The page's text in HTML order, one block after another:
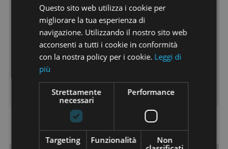
Cucina:Abitabile
Piano:Non definito
Ascensore:No
Classe Energetica:A+
65,07
Giardino:
Cantina:Si
Dove si trova
Questo sito web utilizza i cookie per
migliorare la tua esperienza di
navigazione. Utilizzando il nostro sito web
acconsenti a tutti i cookie in conformità
con la nostra policy per i cookie. Leggi di
più
Strettamente
necessari
Performance
Targeting Funzionalità
Non